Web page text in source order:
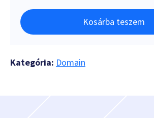
Kosárba teszem
Kategória: Domain